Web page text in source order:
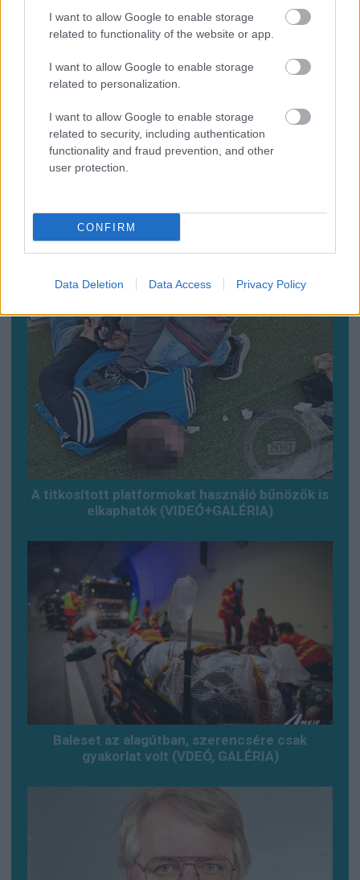
I want to allow Google to enable storage
related to functionality of the website or app.
I want to allow Google to enable storage
related to personalization.
I want to allow Google to enable storage
related to security, including authentication
functionality and fraud prevention, and other
user protection.
CONFIRM
Data Deletion Data Access Privacy Policy
LEGFRISSEBB GALÉRIÁK
Már látható jelei vannak az autópálya
A titkosított platformokat használó bűnözők is
elkaphatók (VIDEÓ+GALÉRIA)
Baleset az alagútban, szerencsére csak
gyakorlat volt (VDEÓ, GALÉRIA)